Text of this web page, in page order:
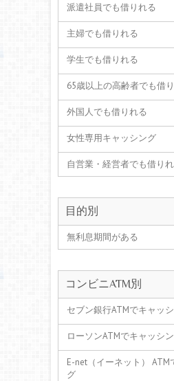
派遣社員でも借りれる
主婦でも借りれる
学生でも借りれる
65歳以上の高齢者でも借
外国人でも借りれる
女性専用キャッシング
自営業・経営者でも借り
目的別
無利息期間がある
コンビニATM別
セブン銀行ATMでキャッ
ローソンATMでキャッシ
E-net（イーネット） ATM
グ